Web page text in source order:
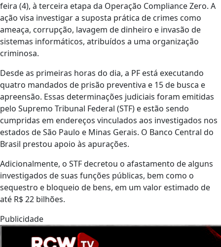
feira (4), à terceira etapa da Operação Compliance Zero. A
ação visa investigar a suposta prática de crimes como
ameaça, corrupção, lavagem de dinheiro e invasão de
sistemas informáticos, atribuídos a uma organização
criminosa.
Desde as primeiras horas do dia, a PF está executando
quatro mandados de prisão preventiva e 15 de busca e
apreensão. Essas determinações judiciais foram emitidas
pelo Supremo Tribunal Federal (STF) e estão sendo
cumpridas em endereços vinculados aos investigados nos
estados de São Paulo e Minas Gerais. O Banco Central do
Brasil prestou apoio às apurações.
Adicionalmente, o STF decretou o afastamento de alguns
investigados de suas funções públicas, bem como o
sequestro e bloqueio de bens, em um valor estimado de
até R$ 22 bilhões.
Publicidade